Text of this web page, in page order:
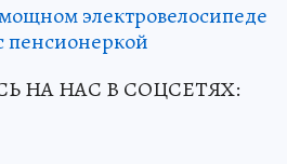
электровелосипеде
пенсионеркой
НА НАС В СОЦСЕТЯХ: